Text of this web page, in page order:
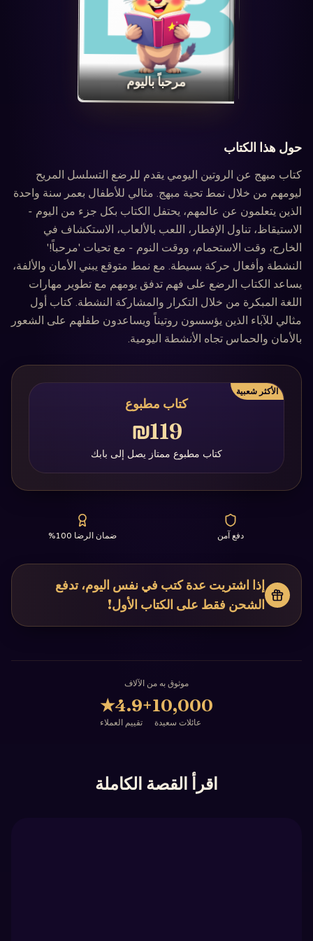
‏مرحباً باليوم‏
حول هذا الكتاب
كتاب مبهج عن الروتين اليومي يقدم للرضع التسلسل المريح
ليومهم من خلال نمط تحية مبهج. مثالي للأطفال بعمر سنة واحدة
الذين يتعلمون عن عالمهم، يحتفل الكتاب بكل جزء من اليوم -
الاستيقاظ، تناول الإفطار، اللعب بالألعاب، الاستكشاف في
الخارج، وقت الاستحمام، ووقت النوم - مع تحيات 'مرحباً!'
النشطة وأفعال حركة بسيطة. مع نمط متوقع يبني الأمان والألفة،
يساعد الكتاب الرضع على فهم تدفق يومهم مع تطوير مهارات
اللغة المبكرة من خلال التكرار والمشاركة النشطة. كتاب أول
مثالي للآباء الذين يؤسسون روتيناً ويساعدون طفلهم على الشعور
بالأمان والحماس تجاه الأنشطة اليومية.
الأكثر شعبية
كتاب مطبوع
₪119
كتاب مطبوع ممتاز يصل إلى بابك
دفع آمن ضمان الرضا 100%
إذا اشتريت عدة كتب في نفس اليوم، تدفع
الشحن فقط على الكتاب الأول!
موثوق به من الآلاف
10,000+
عائلات سعيدة
4.9
★
تقييم العملاء
اقرأ القصة الكاملة